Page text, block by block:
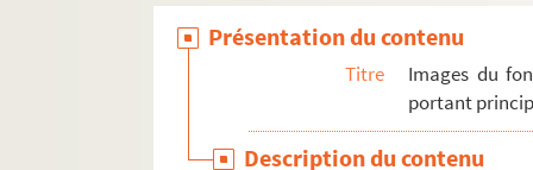
H-IMAR-19-135-680. Le Sacré-Cœur
H-IMAR-19-135-681. Le Sacré-Cœur
H-IMAR-19-135-682. Le Sacré-Cœur
H-IMAR-19-136-684. Le Sacré-Cœur
Présentation du contenu
Titre
Images du
portant
Description du contenu